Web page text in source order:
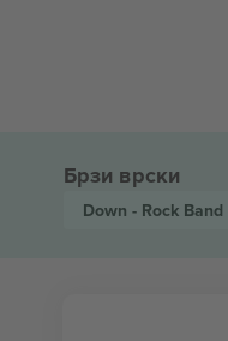
Брзи врски
Down - Rock Band